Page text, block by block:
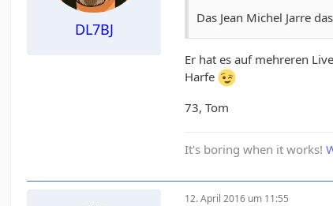
DL7BJ
Das Jean Michel Jarre
Er hat es auf mehreren
Harfe
73, Tom
It's boring when it works!
12. April 2016 um 11:55